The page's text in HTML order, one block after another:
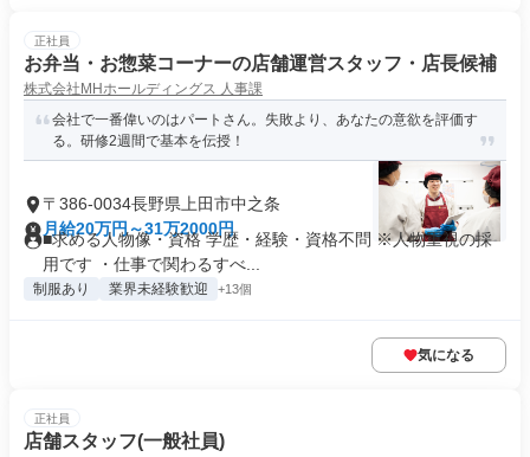
正社員
お弁当・お惣菜コーナーの店舗運営スタッフ・店長候補
株式会社MHホールディングス 人事課
会社で一番偉いのはパートさん。失敗より、あなたの意欲を評価す
る。研修2週間で基本を伝授！
〒386-0034長野県上田市中之条
月給20万円～31万2000円
■求める人物像・資格 学歴・経験・資格不問 ※人物重視の採
用です ・仕事で関わるすべ...
制服あり 業界未経験歓迎 +13個
気になる
正社員
店舗スタッフ(一般社員)